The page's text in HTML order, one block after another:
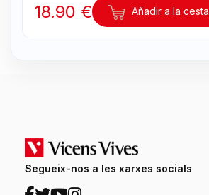
18.90 € Añadir a la cesta
Segueix-nos a les xarxes socials